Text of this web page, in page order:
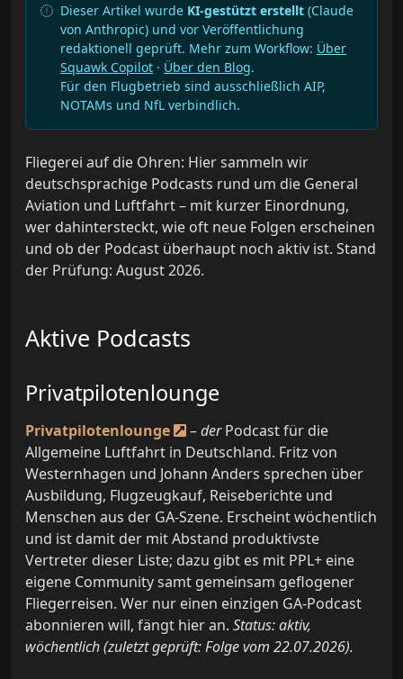
Dieser Artikel wurde KI-gestützt erstellt (Claude
von Anthropic) und vor Veröffentlichung
redaktionell geprüft. Mehr zum Workflow: Über
Squawk Copilot · Über den Blog.
Für den Flugbetrieb sind ausschließlich AIP,
NOTAMs und NfL verbindlich.
Fliegerei auf die Ohren: Hier sammeln wir
deutschsprachige Podcasts rund um die General
Aviation und Luftfahrt – mit kurzer Einordnung,
wer dahintersteckt, wie oft neue Folgen erscheinen
und ob der Podcast überhaupt noch aktiv ist. Stand
der Prüfung: August 2026.
Aktive Podcasts
Privatpilotenlounge
Privatpilotenlounge –derPodcast für die
Allgemeine Luftfahrt in Deutschland. Fritz von
Westernhagen und Johann Anders sprechen über
Ausbildung, Flugzeugkauf, Reiseberichte und
Menschen aus der GA-Szene. Erscheint wöchentlich
und ist damit der mit Abstand produktivste
Vertreter dieser Liste; dazu gibt es mit PPL+ eine
eigene Community samt gemeinsam geflogener
Fliegerreisen. Wer nur einen einzigen GA-Podcast
abonnieren will, fängt hier an. Status: aktiv,
wöchentlich (zuletzt geprüft: Folge vom 22.07.2026).